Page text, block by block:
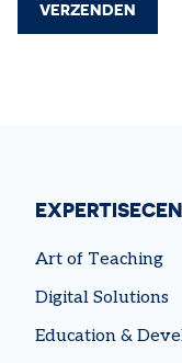
Art of Teaching
Digital Solutions
Education &